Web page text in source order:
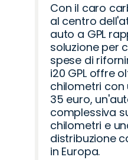
Con il caro
al centro
auto a GPL
soluzione per
spese di
i20 GPL offre
chilometri con
35 euro,
complessiva
chilometri e
distribuzione
in Europa.